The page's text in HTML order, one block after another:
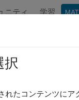
ニティ 学習
オブジェク
択
れたコンテンツに